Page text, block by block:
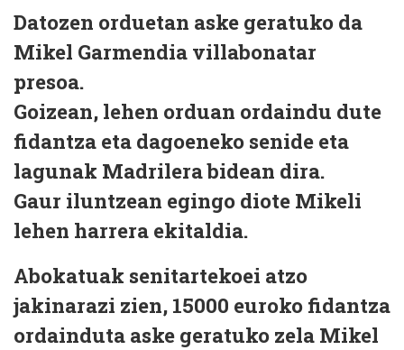
Datozen orduetan aske geratuko da
Mikel Garmendia villabonatar
presoa.
Goizean, lehen orduan ordaindu dute
fidantza eta dagoeneko senide eta
lagunak Madrilera bidean dira.
Gaur iluntzean egingo diote Mikeli
lehen harrera ekitaldia.
Abokatuak senitartekoei atzo
jakinarazi zien, 15000 euroko fidantza
ordainduta aske geratuko zela Mikel